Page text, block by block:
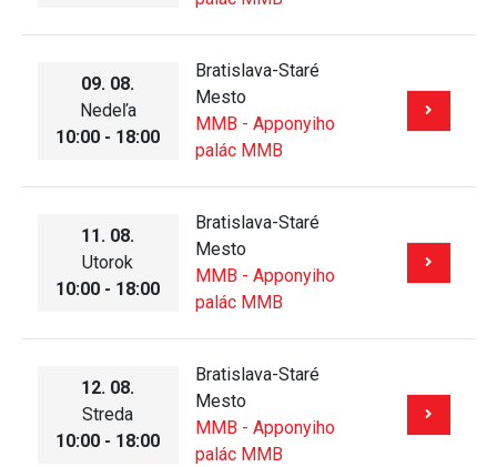
09. 08.
Nedeľa
10:00 - 18:00
Bratislava-Staré
Mesto
MMB - Apponyiho
palác MMB
11. 08.
Utorok
10:00 - 18:00
Bratislava-Staré
Mesto
MMB - Apponyiho
palác MMB
12. 08.
Streda
10:00 - 18:00
Bratislava-Staré
Mesto
MMB - Apponyiho
palác MMB